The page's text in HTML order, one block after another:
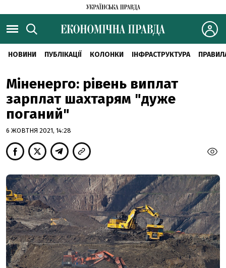
НОВИНИ ПУБЛІКАЦІЇ КОЛОНКИ ІНФРАСТРУКТУРА
Міненерго: рівень виплат
зарплат шахтарям "дуже
поганий"
6 ЖОВТНЯ 2021, 14:28